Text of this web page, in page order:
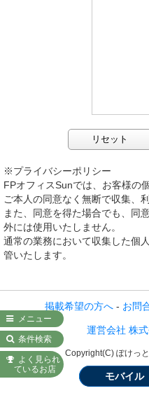
メニュー
条件検索
よく見られ
ているお店
※プライバシーポリシー
FPオフィスSunでは、お客様の
ご本人の同意なく無断で収集、
また、同意を得た場合でも、同
外には使用いたしません。
通常の業務において収集した個
管いたします。
掲載希望の方へ - お問
運営会社 株
Copyright(C) ぽけっ
モバイル